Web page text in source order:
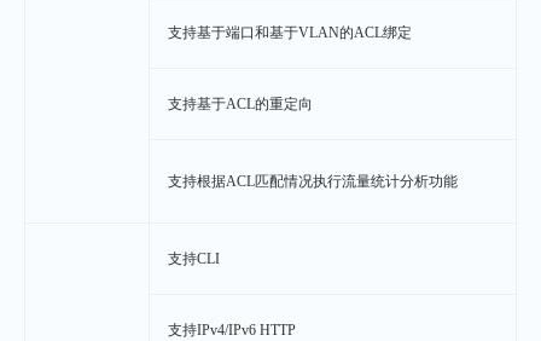
支持基于端口和基于VLAN的ACL绑定
支持基于ACL的重定向
支持根据ACL匹配情况执行流量统计分析功能
支持CLI
支持IPv4/IPv6 HTTP